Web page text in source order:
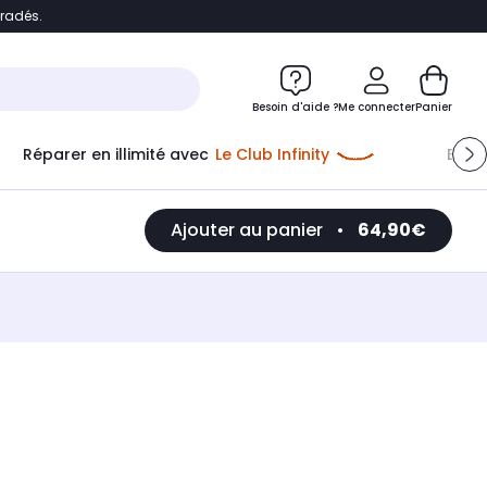
Accéder directement au chatbot
Besoin d'aide ?Me connecterPanier
Réparer en illimité avec Le Club Infinity
Ajouter au panier • 64,90€